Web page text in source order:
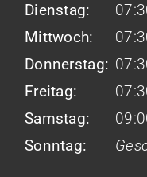
Dienstag:
Mittwoch:
Donnerstag:
Freitag:
Samstag:
Sonntag: